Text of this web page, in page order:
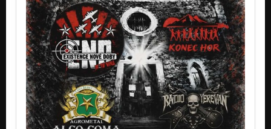
05 - JEDNOROŽEC NA KARI / album KERATOKONUS 2014
Nezařazeno
07 - NIBIRU / album KERATOKONUS 2014
Nezařazeno
09 - FLUGZEUG FLIEGER / album KERATOKONUS 2014
Nezařazeno
10 - POLÍBENÁ OHNĚM / album KERATOKONUS 2014
Nezařazeno